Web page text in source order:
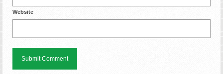
Website